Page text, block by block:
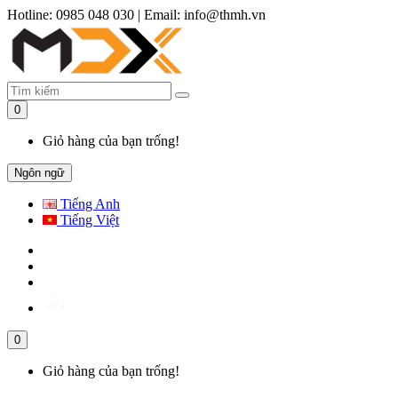
Hotline: 0985 048 030 | Email: info@thmh.vn
0
Giỏ hàng của bạn trống!
Ngôn ngữ
Tiếng Anh
Tiếng Việt
0
Giỏ hàng của bạn trống!